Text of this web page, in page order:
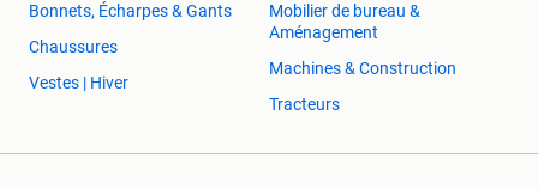
Bonnets, Écharpes & Gants
Chaussures
Vestes | Hiver
Mobilier de bureau &
Aménagement
Machines & Construction
Tracteurs